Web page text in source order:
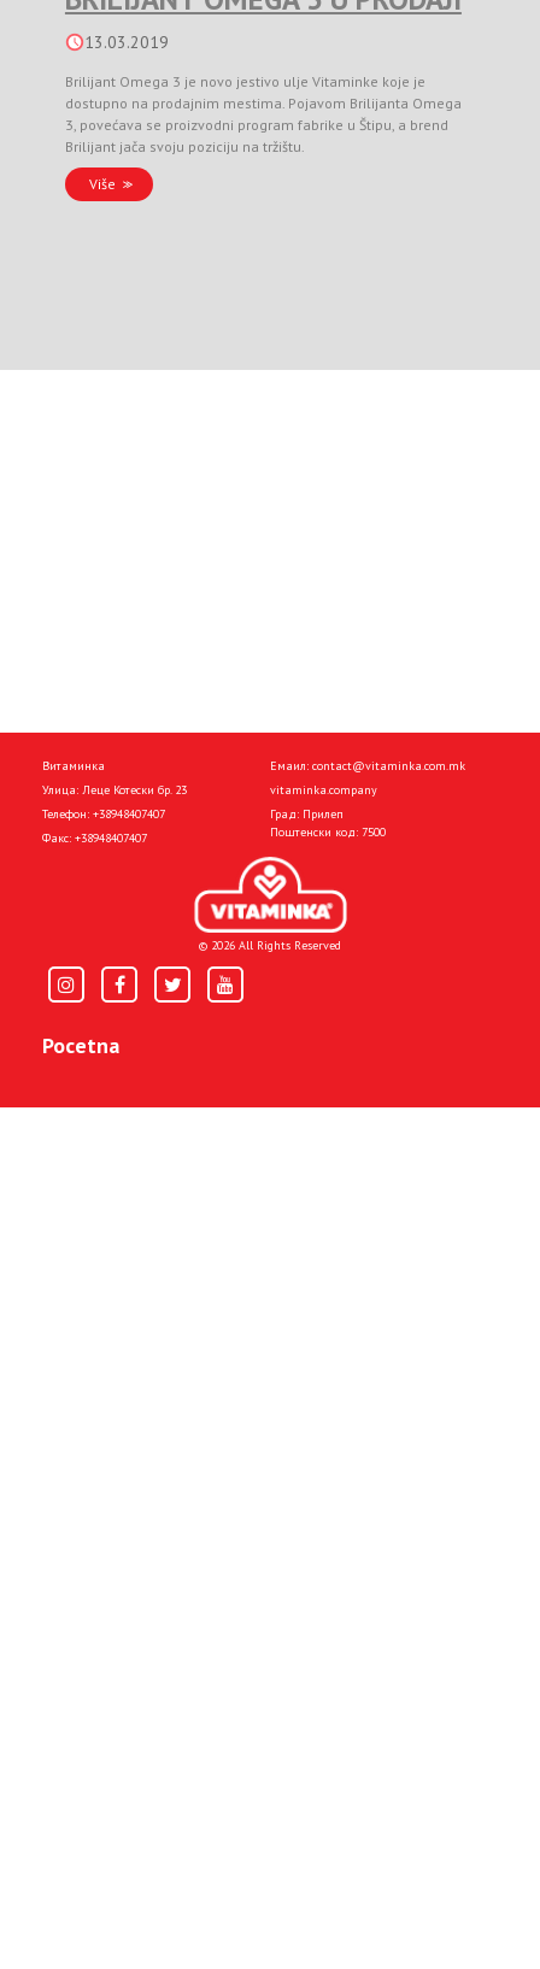
13.03.2019
Brilijant Omega 3 je novo jestivo ulje Vitaminke koje je
dostupno na prodajnim mestima. Pojavom Brilijanta Omega
3, povećava se proizvodni program fabrike u Štipu, a brend
Brilijant jača svoju poziciju na tržištu.
Više
Витаминка
Улица: Леце Котески бр. 23
Телефон: +38948407407
Факс: +38948407407
Емаил: contact@vitaminka.com.mk
vitaminka.company
Град: Прилеп
Поштенски код: 7500
© 2026 All Rights Reserved
Pocetna